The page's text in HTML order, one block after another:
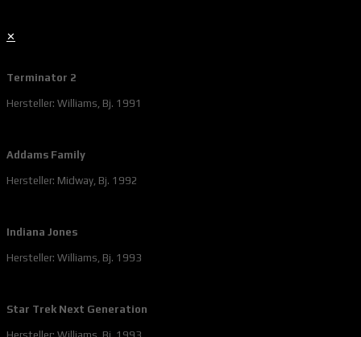
✕
Terminator 2
Hersteller: Williams, Bj. 1991
Addams Family
Hersteller: Midway, Bj. 1992
Indiana Jones
Hersteller: Williams, Bj. 1993
Star Trek Next Generation